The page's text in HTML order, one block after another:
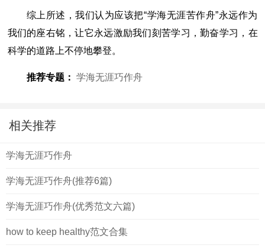
综上所述，我们认为应该把“学海无涯苦作舟”永远作为
我们的座右铭，让它永远激励我们刻苦学习，勤奋学习，在
科学的道路上不停地攀登。
推荐专题： 学海无涯巧作舟
相关推荐
学海无涯巧作舟
学海无涯巧作舟(推荐6篇)
学海无涯巧作舟(优秀范文六篇)
how to keep healthy范文合集